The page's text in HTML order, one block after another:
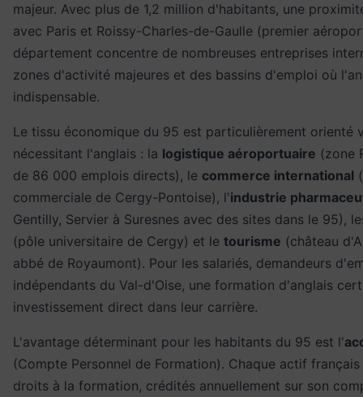
majeur. Avec plus de 1,2 million d'habitants, une
avec Paris et Roissy-Charles-de-Gaulle (premier
département concentre de nombreuses entreprises
zones d'activité majeures et des bassins d'emploi où
indispensable.
Le tissu économique du 95 est particulièrement orienté
nécessitant l'anglais : la logistique aéroportuaire (zone
de 86 000 emplois directs), le commerce international
commerciale de Cergy-Pontoise), l'industrie
Gentilly, Servier à Suresnes avec des sites dans le 95),
(pôle universitaire de Cergy) et le tourisme (château
abbé de Royaumont). Pour les salariés, demandeurs
indépendants du Val-d'Oise, une formation d'anglais
investissement direct dans leur carrière.
L'avantage déterminant pour les habitants du 95 est l'
(Compte Personnel de Formation). Chaque actif
droits à la formation, crédités annuellement sur son